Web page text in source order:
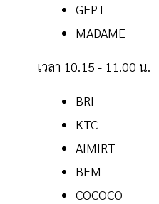
GFPT
MADAME
เวลา 10.15 - 11.00 น.
BRI
KTC
AIMIRT
BEM
COCOCO